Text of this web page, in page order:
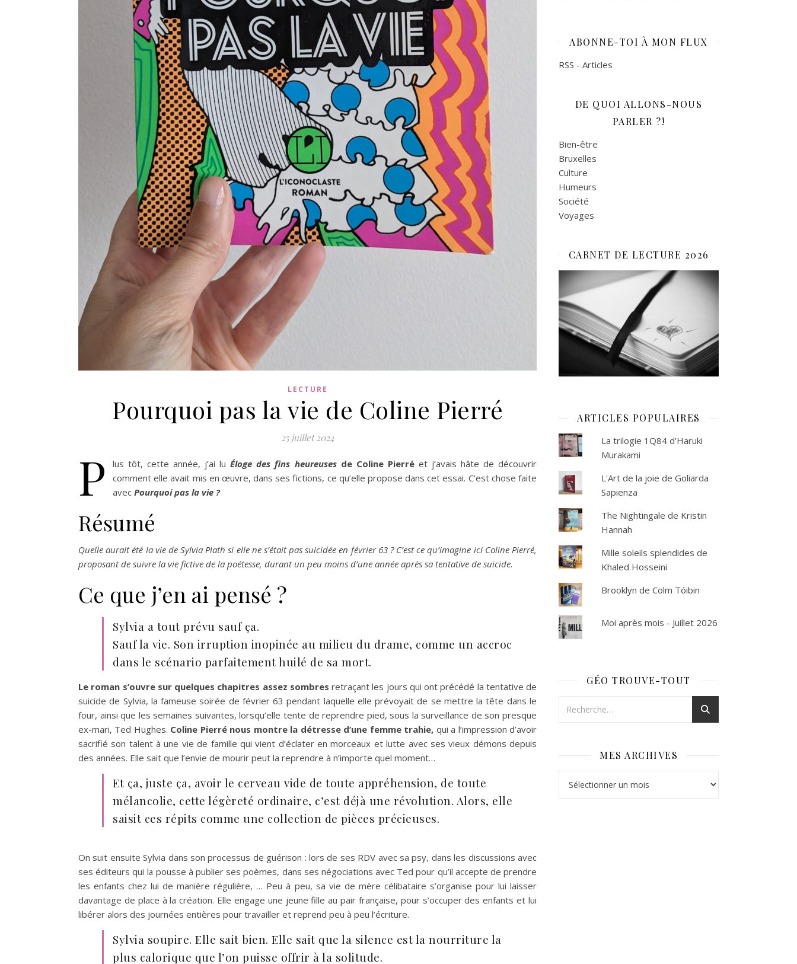
LECTURE
Pourquoi pas la vie de Coline Pierré
25 juillet 2024
P lus tôt, cette année, j’ai luÉloge des fins heureusesde Coline Pierré et j’avais hâte de découvrir
comment elle avait mis en œuvre, dans ses fictions, ce qu’elle propose dans cet essai. C’est chose faite
avec Pourquoi pas la vie ?
Résumé
Quelle aurait été la vie de Sylvia Plath si elle ne s’était pas suicidée en février 63 ? C’est ce qu’imagine ici Coline Pierré,
proposant de suivre la vie fictive de la poétesse, durant un peu moins d’une année après sa tentative de suicide.
Ce que j’en ai pensé ?
Sylvia a tout prévu sauf ça.
Sauf la vie. Son irruption inopinée au milieu du drame, comme un accroc
dans le scénario parfaitement huilé de sa mort.
Le roman s’ouvre sur quelques chapitres assez sombres retraçant les jours qui ont précédé la tentative de
suicide de Sylvia, la fameuse soirée de février 63 pendant laquelle elle prévoyait de se mettre la tête dans le
four, ainsi que les semaines suivantes, lorsqu’elle tente de reprendre pied, sous la surveillance de son presque
ex-mari, Ted Hughes. Coline Pierré nous montre la détresse d’une femme trahie, qui a l’impression d’avoir
sacrifié son talent à une vie de famille qui vient d’éclater en morceaux et lutte avec ses vieux démons depuis
des années. Elle sait que l’envie de mourir peut la reprendre à n’importe quel moment…
Et ça, juste ça, avoir le cerveau vide de toute appréhension, de toute
mélancolie, cette légèreté ordinaire, c’est déjà une révolution. Alors, elle
saisit ces répits comme une collection de pièces précieuses.
On suit ensuite Sylvia dans son processus de guérison : lors de ses RDV avec sa psy, dans les discussions avec
ses éditeurs qui la pousse à publier ses poèmes, dans ses négociations avec Ted pour qu’il accepte de prendre
les enfants chez lui de manière régulière, … Peu à peu, sa vie de mère célibataire s’organise pour lui laisser
davantage de place à la création. Elle engage une jeune fille au pair française, pour s’occuper des enfants et lui
libérer alors des journées entières pour travailler et reprend peu à peu l’écriture.
Sylvia soupire. Elle sait bien. Elle sait que la silence est la nourriture la
plus calorique que l’on puisse offrir à la solitude.
ABONNE-TOI À MON FLUX
RSS - Articles
DE QUOI ALLONS-NOUS
PARLER ?!
Bien-être
Bruxelles
Culture
Humeurs
Société
Voyages
CARNET DE LECTURE 2026
ARTICLES POPULAIRES
La trilogie 1Q84 d'Haruki
Murakami
L'Art de la joie de Goliarda
Sapienza
The Nightingale de Kristin
Hannah
Mille soleils splendides de
Khaled Hosseini
Brooklyn de Colm Tóibin
Moi après mois - Juillet 2026
GÉO TROUVE-TOUT
MES ARCHIVES